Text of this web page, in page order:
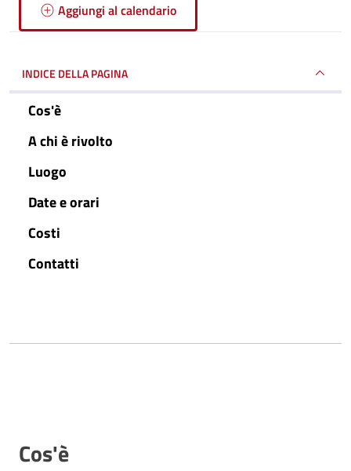
Aggiungi al calendario
INDICE DELLA PAGINA
Cos'è
A chi è rivolto
Luogo
Date e orari
Costi
Contatti
Cos'è